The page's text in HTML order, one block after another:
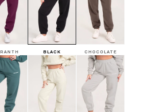
BLACK CHOCOLATE